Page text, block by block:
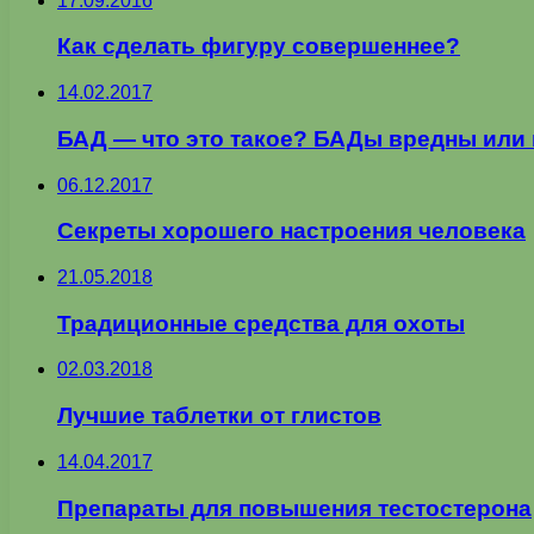
Как сделать фигуру совершеннее?
14.02.2017
БАД — что это такое? БАДы вредны или
06.12.2017
Секреты хорошего настроения человека
21.05.2018
Традиционные средства для охоты
02.03.2018
Лучшие таблетки от глистов
14.04.2017
Препараты для повышения тестостерона